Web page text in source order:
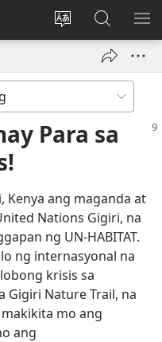
Baguhin
ng
Mag-
log
bubukas
bagong
window)
sa
JW.ORG
Para sa
Kenya ang maganda at
Nations Gigiri, na
ng UN-HABITAT.
ng internasyonal na
krisis sa
Gigiri Nature Trail, na
mo ang
ang